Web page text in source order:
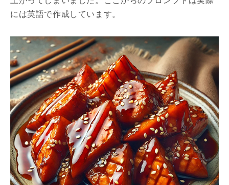
には英語で作成しています。